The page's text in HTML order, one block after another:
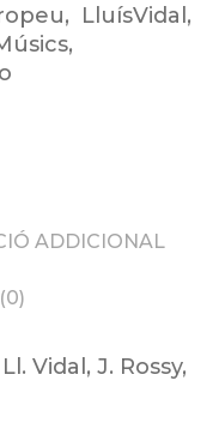
, LluísVidal,
,
ADDICIONAL
Vidal, J. Rossy,